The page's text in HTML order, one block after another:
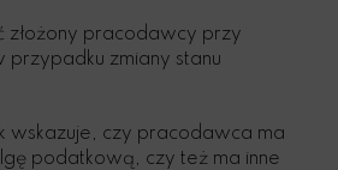
złożony pracodawcy przy
przypadku zmiany stanu
wskazuje, czy pracodawca ma
podatkową, czy też ma inne